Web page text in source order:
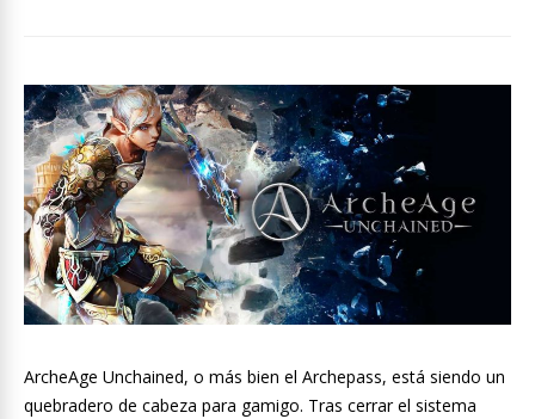
ArcheAge Unchained, o más bien el Archepass, está siendo un
quebradero de cabeza para gamigo. Tras cerrar el sistema